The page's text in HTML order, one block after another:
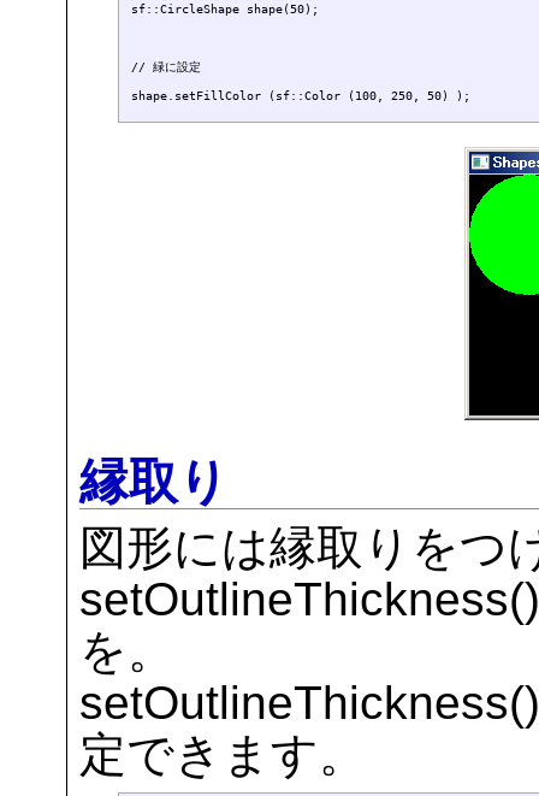
sf::CircleShape shape(50);
// 緑に設定
縁取り
図形には縁取りをつ
を。
定できます。